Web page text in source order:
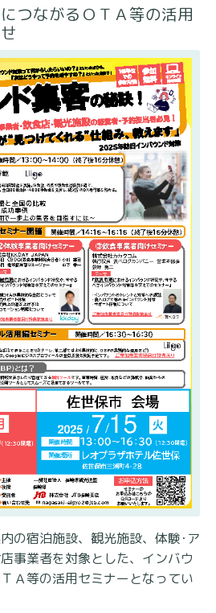
つながるＯＴＡ等の活用
の宿泊施設、観光施設、体験･ア
事業者を対象とした、 インバウ
Ａ等の活用セミナーとなってい